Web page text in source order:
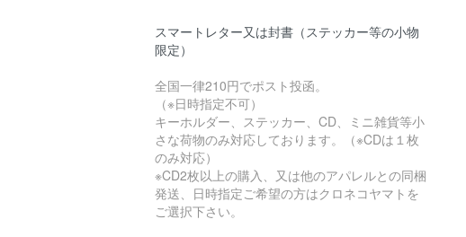
スマートレター又は封書（ステッカー等の小物
限定）
全国一律210円でポスト投函。
（※日時指定不可）
キーホルダー、ステッカー、CD、ミニ雑貨等小
さな荷物のみ対応しております。（※CDは１枚
のみ対応）
※CD2枚以上の購入、又は他のアパレルとの同梱
発送、日時指定ご希望の方はクロネコヤマトを
ご選択下さい。